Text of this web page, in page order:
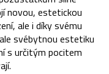
novou, estetickou
ale i díky svému
svébytnou estetiku
s určitým pocitem